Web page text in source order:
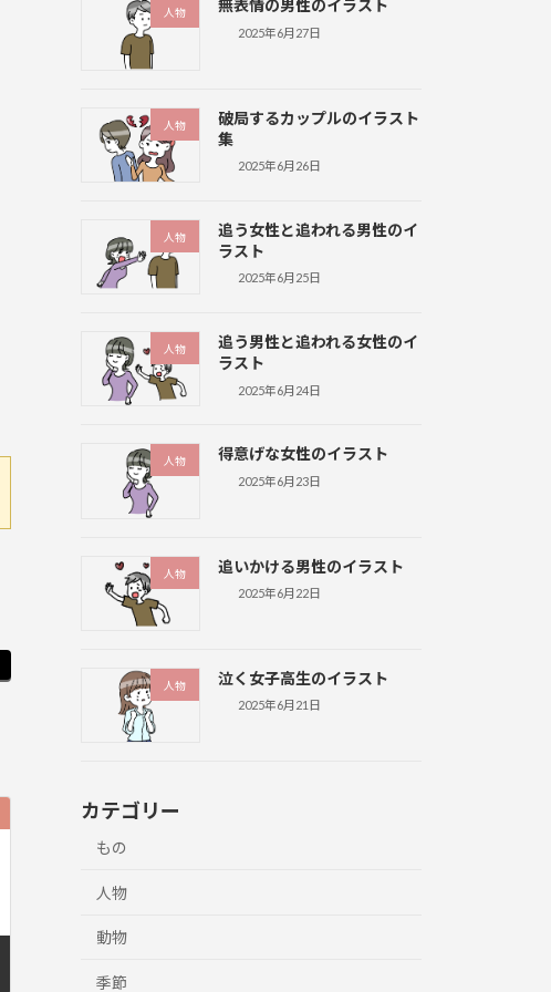
人物 無表情の男性のイラスト
2025年6月27日
人物
破局するカップルのイラスト
集
2025年6月26日
人物
追う女性と追われる男性のイ
ラスト
2025年6月25日
人物
追う男性と追われる女性のイ
ラスト
2025年6月24日
人物 得意げな女性のイラスト
2025年6月23日
人物 追いかける男性のイラスト
2025年6月22日
人物 泣く女子高生のイラスト
2025年6月21日
カテゴリー
もの
人物
動物
季節